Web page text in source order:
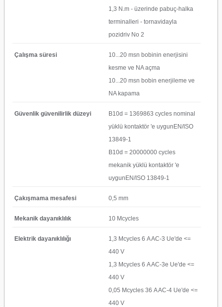
1,3 N.m - üzerinde pabuç-halka
terminalleri - tornavidayla
pozidriv No 2
Çalışma süresi
10...20 msn bobinin enerjisini
kesme ve NA açma
10...20 msn bobin enerjileme ve
NA kapama
Güvenlik güvenilirlik düzeyi
B10d = 1369863 cycles nominal
yüklü kontaktör 'e uygunEN/ISO
13849-1
B10d = 20000000 cycles
mekanik yüklü kontaktör 'e
uygunEN/ISO 13849-1
Çakışmama mesafesi 0,5 mm
Mekanik dayanıklılık 10 Mcycles
Elektrik dayanıklılığı
1,3 Mcycles 6 A AC-3 Ue'de <=
440 V
1,3 Mcycles 6 A AC-3e Ue'de <=
440 V
0,05 Mcycles 36 A AC-4 Ue'de <=
440 V